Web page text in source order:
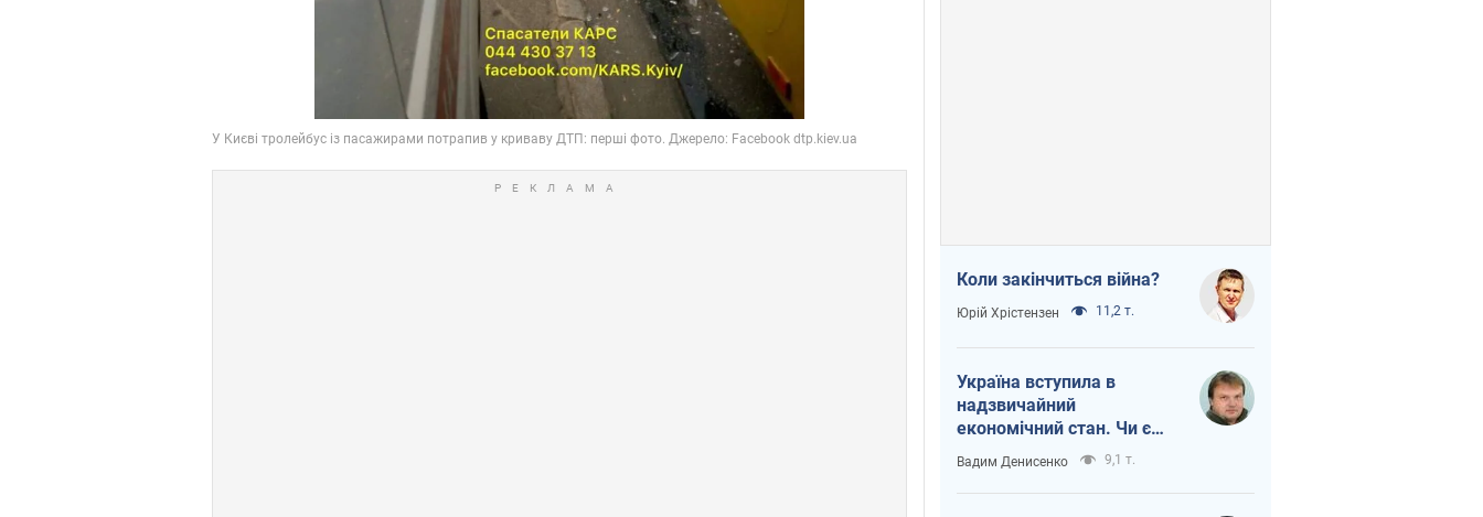
Коли закінчиться війна?
Юрій Хрістензен 11,2 т.
Україна вступила в
надзвичайний
економічний стан. Чи є
світло вкінці тунелю?
Вадим Денисенко 9,1 т.